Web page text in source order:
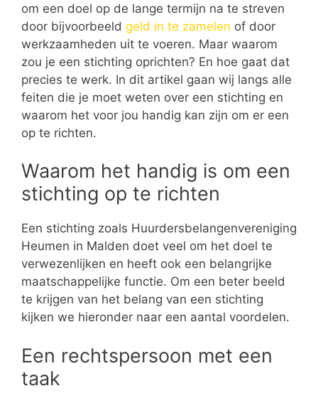
om een doel op de lange termijn na te streven
door bijvoorbeeld geld in te zamelen of door
werkzaamheden uit te voeren. Maar waarom
zou je een stichting oprichten? En hoe gaat dat
precies te werk. In dit artikel gaan wij langs alle
feiten die je moet weten over een stichting en
waarom het voor jou handig kan zijn om er een
op te richten.
Waarom het handig is om een
stichting op te richten
Een stichting zoals Huurdersbelangenvereniging
Heumen in Malden doet veel om het doel te
verwezenlijken en heeft ook een belangrijke
maatschappelijke functie. Om een beter beeld
te krijgen van het belang van een stichting
kijken we hieronder naar een aantal voordelen.
Een rechtspersoon met een
taak